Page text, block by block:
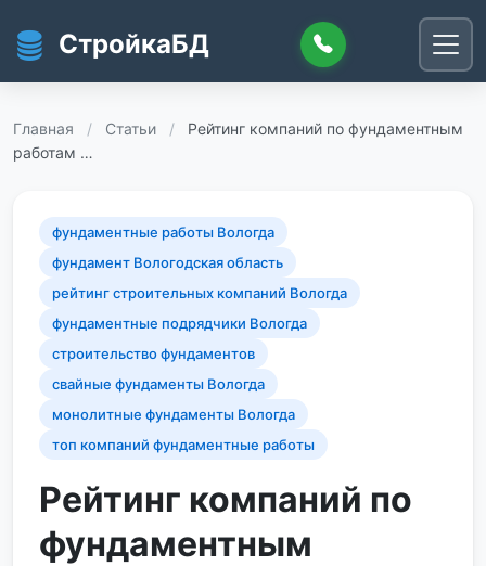
СтройкаБД
Главная / Статьи /
Рейтинг компаний по фундаментным
работам …
фундаментные работы Вологда
фундамент Вологодская область
рейтинг строительных компаний Вологда
фундаментные подрядчики Вологда
строительство фундаментов
свайные фундаменты Вологда
монолитные фундаменты Вологда
топ компаний фундаментные работы
Рейтинг компаний по
фундаментным